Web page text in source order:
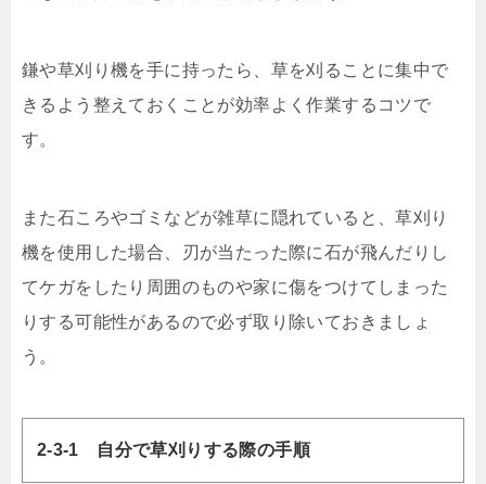
鎌や草刈り機を手に持ったら、草を刈ることに集中で
きるよう整えておくことが効率よく作業するコツで
す。
また石ころやゴミなどが雑草に隠れていると、草刈り
機を使用した場合、刃が当たった際に石が飛んだりし
てケガをしたり周囲のものや家に傷をつけてしまった
りする可能性があるので必ず取り除いておきましょ
う。
2-3-1 自分で草刈りする際の手順